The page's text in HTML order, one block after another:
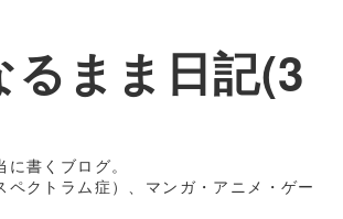
るまま日記(3
書くブログ。
ペクトラム症）、マンガ・アニメ・ゲー